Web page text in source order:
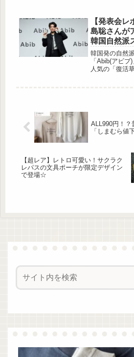
の一部商品を
※商品によっ
ファミマの抹
やかな酸味を楽
典:beautyまとめ ファミリーマ
は、2021年よ
を開催してい
年...
【発表会
島聡さんが
韓国自然派
「Abib」
韓国発の自然
「Abib(アビ
人気の「復活
さんが就任！ 出典:beautyまとめ編集
部 「Abib」のブランドアンバサダー
ALL990円！？
「しまむら値
【超レア】レトロ可愛い！サクラク
レパスの文具ポーチが限定デザイン
で登場☆